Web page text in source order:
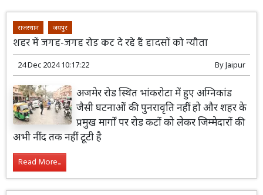
राजस्थान जयपुर
शहर में जगह-जगह रोड कट दे रहे हैं हादसों को न्यौता
24 Dec 2024 10:17:22 ByJaipur
अजमेर रोड स्थित भांकरोटा में हुए अग्निकांड
जैसी घटनाओं की पुनरावृति नहीं हो और शहर के
प्रमुख मार्गों पर रोड कटों को लेकर जिम्मेदारों की
अभी नींद तक नहीं टूटी है
Read More...